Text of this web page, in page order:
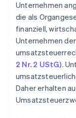
Unternehmen
die als
finanziell,
Unternehmen
2 Nr. 2 UStG).
Daher erhalten